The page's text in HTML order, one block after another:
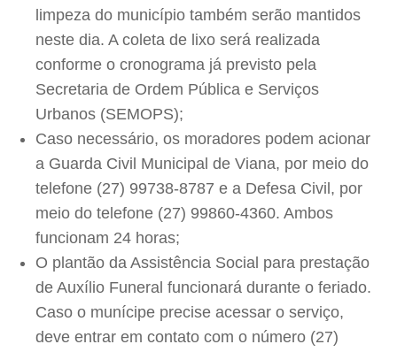
limpeza do município também serão mantidos
neste dia. A coleta de lixo será realizada
conforme o cronograma já previsto pela
Secretaria de Ordem Pública e Serviços
Urbanos (SEMOPS);
Caso necessário, os moradores podem acionar
a Guarda Civil Municipal de Viana, por meio do
telefone (27) 99738-8787 e a Defesa Civil, por
meio do telefone (27) 99860-4360. Ambos
funcionam 24 horas;
O plantão da Assistência Social para prestação
de Auxílio Funeral funcionará durante o feriado.
Caso o munícipe precise acessar o serviço,
deve entrar em contato com o número (27)